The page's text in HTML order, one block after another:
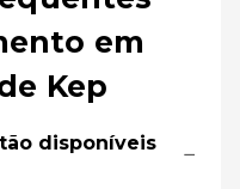
em
Kep
disponíveis
−